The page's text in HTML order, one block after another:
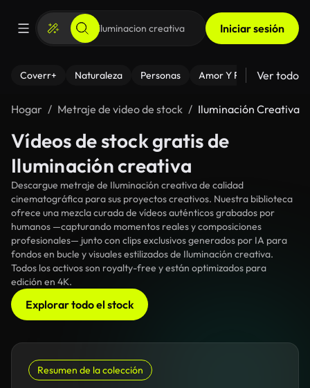
Iniciar sesión
Coverr+ Naturaleza Personas Amor Y Relaciones
Ver todo
Hogar Metraje de video de stock Iluminación Creativa
Vídeos de stock gratis de
Iluminación creativa
Descargue metraje de Iluminación creativa de calidad
cinematográfica para sus proyectos creativos. Nuestra biblioteca
ofrece una mezcla curada de vídeos auténticos grabados por
humanos —capturando momentos reales y composiciones
profesionales— junto con clips exclusivos generados por IA para
fondos en bucle y visuales estilizados de Iluminación creativa.
Todos los activos son royalty-free y están optimizados para
edición en 4K.
Explorar todo el stock
Resumen de la colección